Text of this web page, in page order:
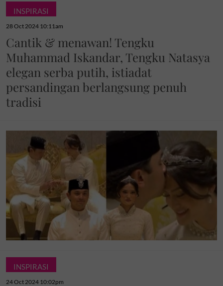
INSPIRASI
28 Oct 2024 10:11am
Cantik & menawan! Tengku
Muhammad Iskandar, Tengku Natasya
elegan serba putih, istiadat
persandingan berlangsung penuh
tradisi
INSPIRASI
24 Oct 2024 10:02pm